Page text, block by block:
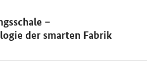
–
der smarten Fabrik